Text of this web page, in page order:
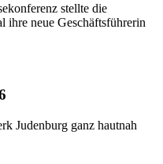
stellte die
neue Geschäftsführerin
Judenburg ganz hautnah